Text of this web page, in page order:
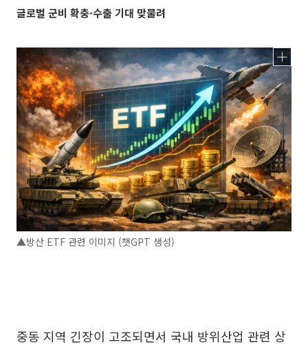
글로벌 군비 확충·수출 기대 맞물려
▲방산 ETF 관련 이미지 (챗GPT 생성)
중동 지역 긴장이 고조되면서 국내 방위산업 관련 상